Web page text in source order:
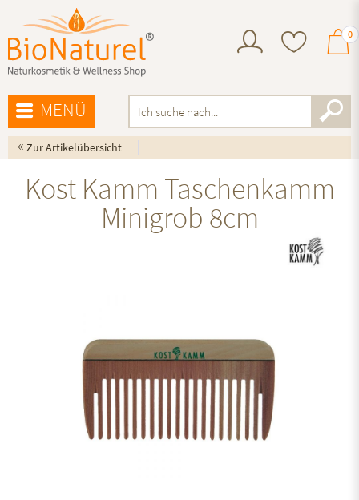
0
MENÜ
« Zur Artikelübersicht
Kost Kamm Taschenkamm
Minigrob 8cm